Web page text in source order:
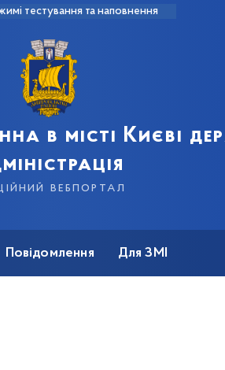
тестування та наповнення
в місті Києві
вебпортал
Повідомлення Для ЗМІ